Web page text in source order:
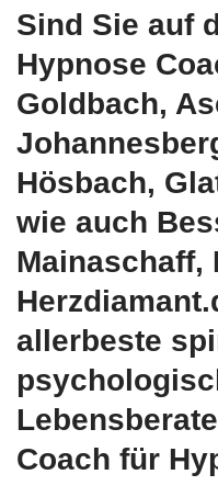
Sind Sie auf
Hypnose
Goldbach,
Hösbach,
wie auch
Mainaschaff,
allerbeste
Coach für